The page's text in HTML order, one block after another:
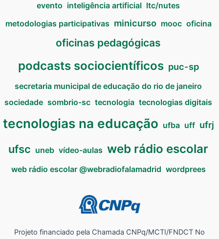
evento inteligência artificial ltc/nutes
metodologias participativas minicurso mooc oficina
oficinas pedagógicas
podcasts sociocientíficos puc-sp
secretaria municipal de educação do rio de janeiro
sociedade sombrio-sc tecnologia tecnologias digitais
tecnologias na educação ufba uff ufrj
ufsc uneb vídeo-aulas web rádio escolar
web rádio escolar @webradiofalamadrid wordprees
Projeto financiado pela Chamada CNPq/MCTI/FNDCT No